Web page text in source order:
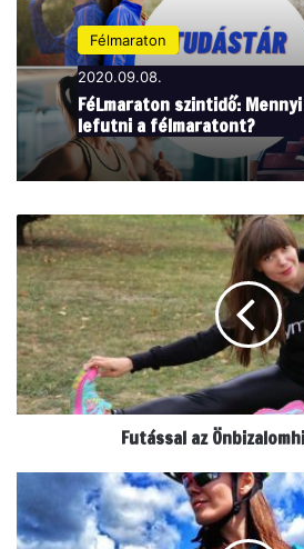
Félmaraton
2020.09.08.
FéLmaraton szintidő:
lefutni a félmaratont?
F
u
t
á
s
s
a
l
a
Futással az
r